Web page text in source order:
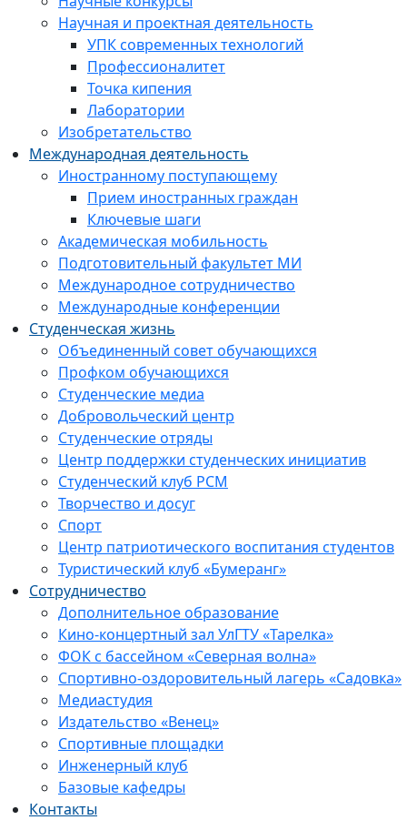
Научная и проектная деятельность
УПК современных технологий
Профессионалитет
Точка кипения
Лаборатории
Изобретательство
Международная деятельность
Иностранному поступающему
Прием иностранных граждан
Ключевые шаги
Академическая мобильность
Подготовительный факультет МИ
Международное сотрудничество
Международные конференции
Студенческая жизнь
Объединенный совет обучающихся
Профком обучающихся
Студенческие медиа
Добровольческий центр
Студенческие отряды
Центр поддержки студенческих инициатив
Студенческий клуб РСМ
Творчество и досуг
Спорт
Центр патриотического воспитания студентов
Туристический клуб «Бумеранг»
Сотрудничество
Дополнительное образование
Кино-концертный зал УлГТУ «Тарелка»
ФОК с бассейном «Северная волна»
Спортивно-оздоровительный лагерь «Садовка»
Медиастудия
Издательство «Венец»
Спортивные площадки
Инженерный клуб
Базовые кафедры
Контакты